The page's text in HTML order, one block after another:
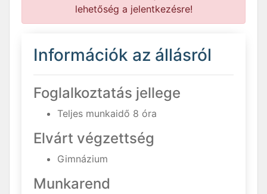
lehetőség a jelentkezésre!
Információk az állásról
Foglalkoztatás jellege
Teljes munkaidő 8 óra
Elvárt végzettség
Gimnázium
Munkarend